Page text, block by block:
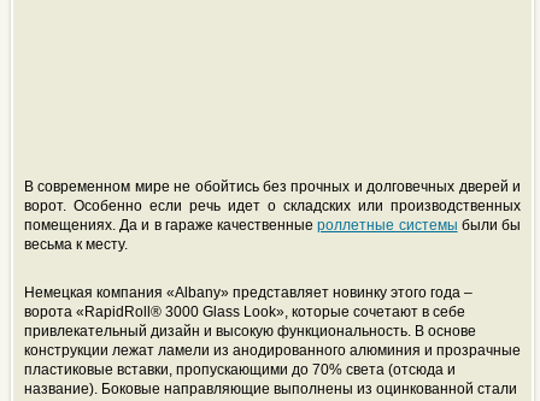
В современном мире не обойтись без прочных и долговечных дверей и
ворот. Особенно если речь идет о складских или производственных
помещениях. Да и в гараже качественныероллетные системы были бы
весьма к месту.
Немецкая компания «Albany» представляет новинку этого года –
ворота «RapidRoll® 3000 Glass Look», которые сочетают в себе
привлекательный дизайн и высокую функциональность. В основе
конструкции лежат ламели из анодированного алюминия и прозрачные
пластиковые вставки, пропускающими до 70% света (отсюда и
название). Боковые направляющие выполнены из оцинкованной стали